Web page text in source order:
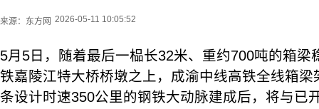
来源： 东方网 2026-05-11 10:05:52
5月5日，随着最后一榀长32米、重约700吨的箱梁
铁嘉陵江特大桥桥墩之上，成渝中线高铁全线箱
条设计时速350公里的钢铁大动脉建成后，将与已